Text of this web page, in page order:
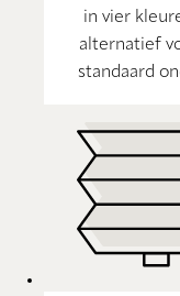
in vier
alternatief
standaard